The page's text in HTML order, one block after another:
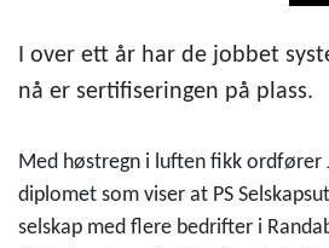
I over ett år har de jobbet
nå er sertifiseringen på plass.
Med høstregn i luften fikk ordfører
diplomet som viser at PS
selskap med flere bedrifter i